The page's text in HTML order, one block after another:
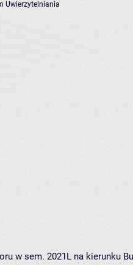
Uwierzytelniania
w sem. 2021L na kierunku